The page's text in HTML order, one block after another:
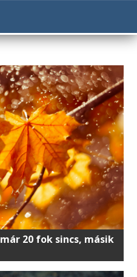
20 fok sincs, másik